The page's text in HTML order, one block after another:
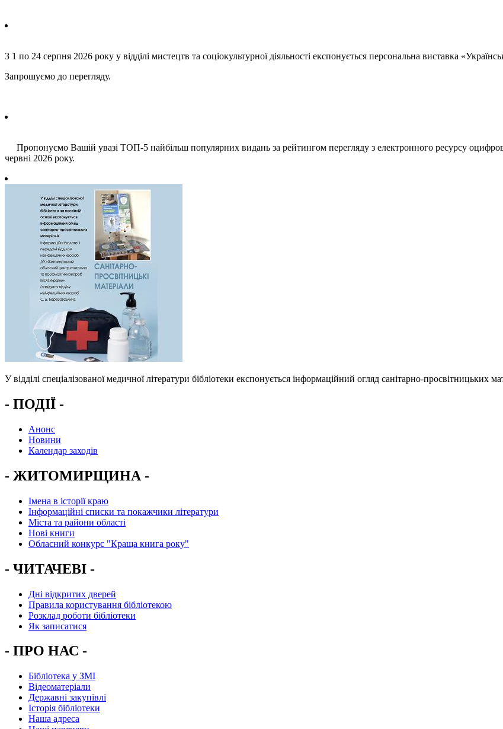
З 1 по 24 серпня 2026 року у відділі мистецтв та соціокультурної діяльності експонується персональна виставка
Запрошуємо до перегляду.
Пропонуємо Вашій увазі ТОП-5 найбільш популярних видань за рейтингом перегляду з електронного ресурсу
червні 2026 року.
У відділі спеціалізованої медичної літератури бібліотеки експонується інформаційний огляд санітарно-просвітницьких
- ПОДІЇ -
Анонс
Новини
Календар заходів
- ЖИТОМИРЩИНА -
Імена в історії краю
Інформаційні списки та покажчики літератури
Міста та райони області
Нові книги
Обласний конкурс "Краща книга року"
- ЧИТАЧЕВІ -
Дні відкритих дверей
Правила користування бібліотекою
Розклад роботи бібліотеки
Як записатися
- ПРО НАС -
Бібліотека у ЗМІ
Відеоматеріали
Державні закупівлі
Історія бібліотеки
Наша адреса